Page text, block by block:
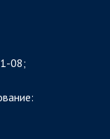
08;